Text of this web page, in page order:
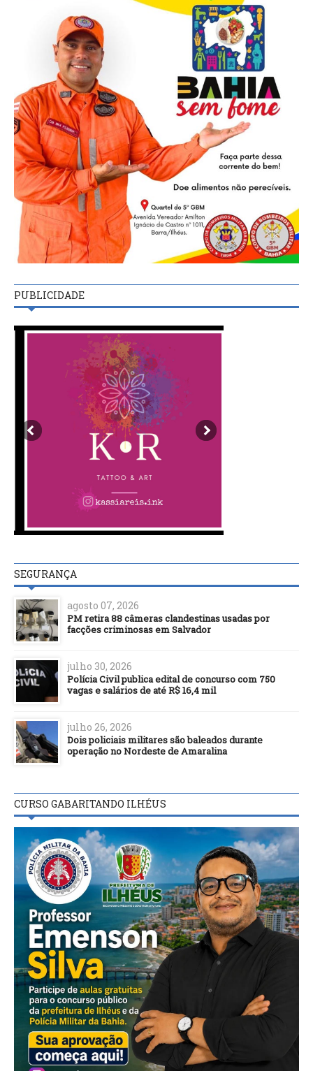
PUBLICIDADE
SEGURANÇA
agosto 07, 2026
PM retira 88 câmeras clandestinas usadas por
facções criminosas em Salvador
julho 30, 2026
Polícia Civil publica edital de concurso com 750
vagas e salários de até R$ 16,4 mil
julho 26, 2026
Dois policiais militares são baleados durante
operação no Nordeste de Amaralina
CURSO GABARITANDO ILHÉUS